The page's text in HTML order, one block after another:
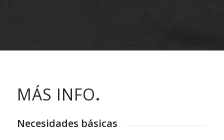
MÁS INFO.
Necesidades básicas